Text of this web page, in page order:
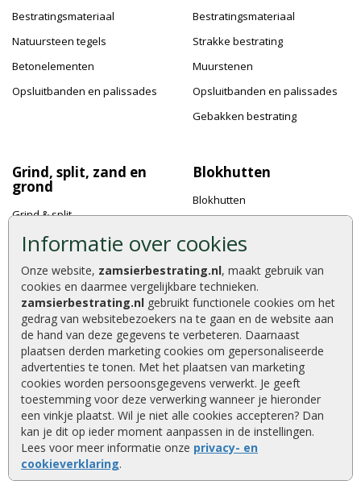
Informatie over cookies
Onze website, zamsierbestrating.nl, maakt gebruik van
cookies en daarmee vergelijkbare technieken.
zamsierbestrating.nl gebruikt functionele cookies om het
gedrag van websitebezoekers na te gaan en de website aan
de hand van deze gegevens te verbeteren. Daarnaast
plaatsen derden marketing cookies om gepersonaliseerde
advertenties te tonen. Met het plaatsen van marketing
cookies worden persoonsgegevens verwerkt. Je geeft
toestemming voor deze verwerking wanneer je hieronder
een vinkje plaatst. Wil je niet alle cookies accepteren? Dan
kan je dit op ieder moment aanpassen in de instellingen.
Lees voor meer informatie onze privacy- en
cookieverklaring.
Bestratingsmateriaal
Natuursteen tegels
Betonelementen
Opsluitbanden en palissades
Bestratingsmateriaal
Strakke bestrating
Muurstenen
Opsluitbanden en palissades
Gebakken bestrating
Grind, split, zand en
grond
Grind & split
Ophoogzand
Zand
Tuingrond
Halfverharding
Graszoden
Kunstgras
Blokhutten
Blokhutten
Accessoires
Tuinhout
Hout
Tuinpalen
Schutting
Hout beton schutting